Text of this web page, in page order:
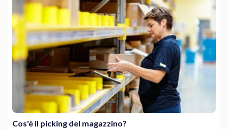
Cos'è il picking del magazzino?